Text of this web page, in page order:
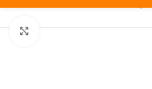
Klik om te vergroten